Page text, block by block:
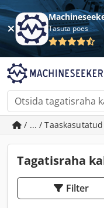
Tasuta poes
/ ... /
Tagatisraha
Filter